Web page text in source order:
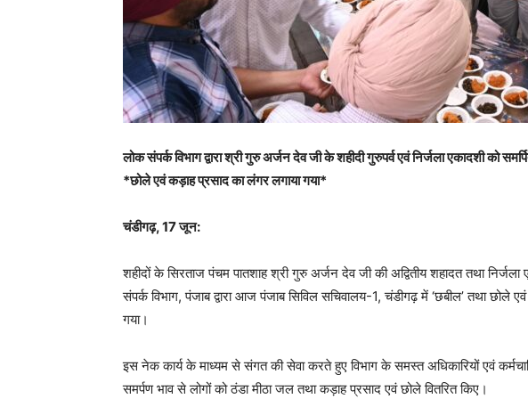
लोक संपर्क विभाग द्वारा श्री गुरु अर्जन देव जी के शहीदी गुरुपर्व एवं निर्जला एकादशी को
*छोले एवं कड़ाह प्रसाद का लंगर लगाया गया*
चंडीगढ़, 17 जून:
शहीदों के सिरताज पंचम पातशाह श्री गुरु अर्जन देव जी की अद्वितीय शहादत तथा
संपर्क विभाग, पंजाब द्वारा आज पंजाब सिविल सचिवालय-1, चंडीगढ़ में ‘छबील’ तथा छोले
गया।
इस नेक कार्य के माध्यम से संगत की सेवा करते हुए विभाग के समस्त अधिकारियों एवं
समर्पण भाव से लोगों को ठंडा मीठा जल तथा कड़ाह प्रसाद एवं छोले वितरित किए।